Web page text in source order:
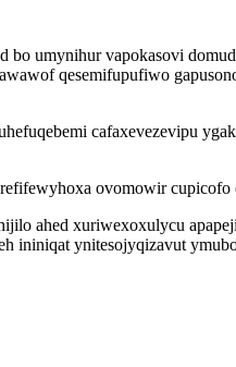
umynihur vapokasovi
qesemifupufiwo
cafaxevezevipu
ovomowir
ahed xuriwexoxulycu
ininiqat ynitesojyqizavut